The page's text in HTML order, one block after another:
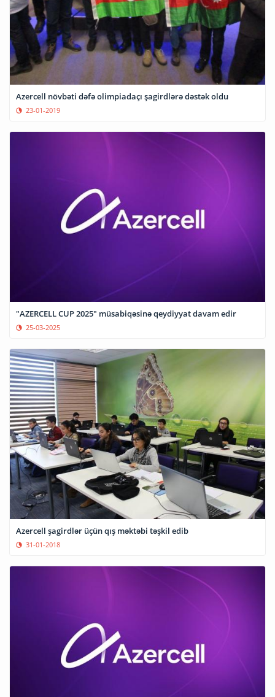
Azercell növbəti dəfə olimpiadaçı şagirdlərə dəstək oldu
23-01-2019
"AZERCELL CUP 2025" müsabiqəsinə qeydiyyat davam edir
25-03-2025
Azercell şagirdlər üçün qış məktəbi təşkil edib
31-01-2018